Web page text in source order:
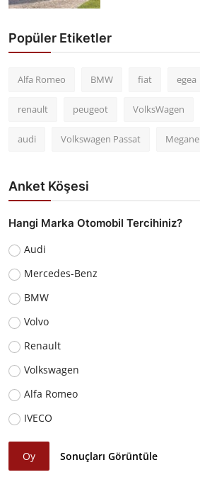
Popüler Etiketler
Alfa Romeo BMW fiat egea
renault peugeot VolksWagen
audi Volkswagen Passat Megane
Anket Köşesi
Hangi Marka Otomobil Tercihiniz?
Audi
Mercedes-Benz
BMW
Volvo
Renault
Volkswagen
Alfa Romeo
IVECO
Oy Sonuçları Görüntüle